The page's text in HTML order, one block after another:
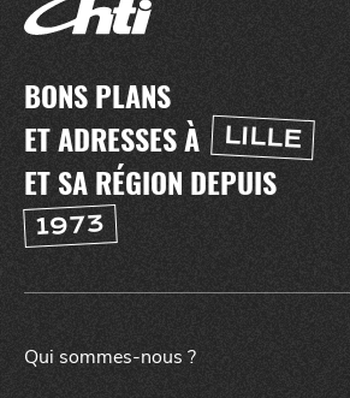
BONS PLANS
ET ADRESSES À
LILLE
ET SA RÉGION DEPUIS
1973
Qui sommes-nous ?